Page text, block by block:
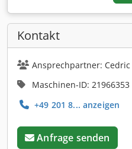
Kontakt
Ansprechpartner:
Maschinen-ID: 21966353
+49 201 8... anzeigen
Anfrage senden